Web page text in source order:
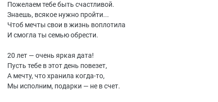
Пожелаем тебе быть счастливой.
Знаешь, всякое нужно пройти...
Чтоб мечты свои в жизнь воплотила
И смогла ты семью обрести.
20 лет — очень яркая дата!
Пусть тебе в этот день повезет,
А мечту, что хранила когда-то,
Мы исполним, подарки — не в счет.